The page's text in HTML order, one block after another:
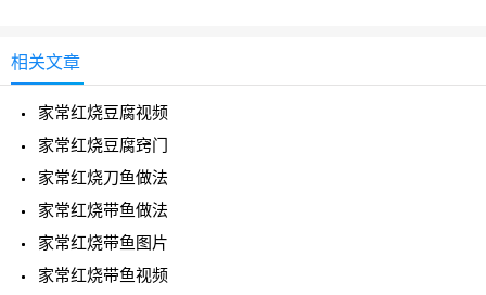
相关文章
家常红烧豆腐视频
家常红烧豆腐窍门
家常红烧刀鱼做法
家常红烧带鱼做法
家常红烧带鱼图片
家常红烧带鱼视频